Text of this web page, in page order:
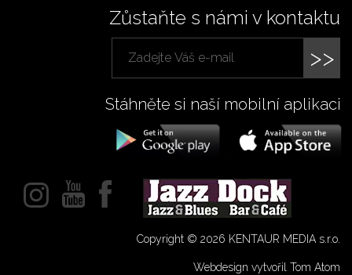
Zůstaňte s námi v kontaktu
>>
Stáhněte si naší mobilní aplikaci
Copyright © 2026 KENTAUR MEDIA s.r.o.
Webdesign vytvořil Tom Atom